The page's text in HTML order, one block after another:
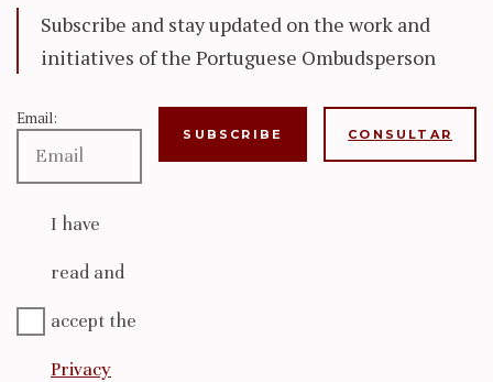
Subscribe and stay updated on the work and
initiatives of the Portuguese Ombudsperson
Email:
I have
read and
accept the
Privacy
CONSULTAR